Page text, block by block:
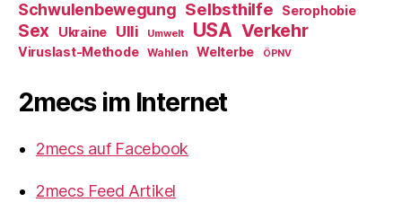
Schwulenbewegung Selbsthilfe Serophobie
Sex Ukraine Ulli Umwelt USA Verkehr
Viruslast-Methode Wahlen Welterbe ÖPNV
2mecs im Internet
2mecs auf Facebook
2mecs Feed Artikel